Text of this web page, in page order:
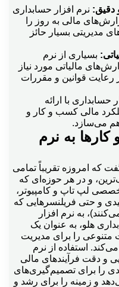
دقیق: نرم افزار حسابداری
مالی به روز را
مدیریتی بسیار حائز
بسیاری از نرم
مالیاتی مورد نیاز
رعایت قوانین و مقررات
حسابداری با ارائه
مالی کسب و کار و
می‌سازد.
به نرم
که امروزه تقریباً تمامی
و در هر حوزه‌ای که
لپ تاپ و کامپیوتر،
و حتی فریلنسرهایی که
به نرم افزار
هلو، به عنوان یک
متنوعی را برای مدیریت
استفاده از نرم
و دقت فرآیندهای مالی
را برای تصمیم‌گیری‌های
و زمینه را برای رشد و